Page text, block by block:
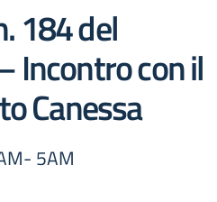
184 del
con il
Canessa
5AM